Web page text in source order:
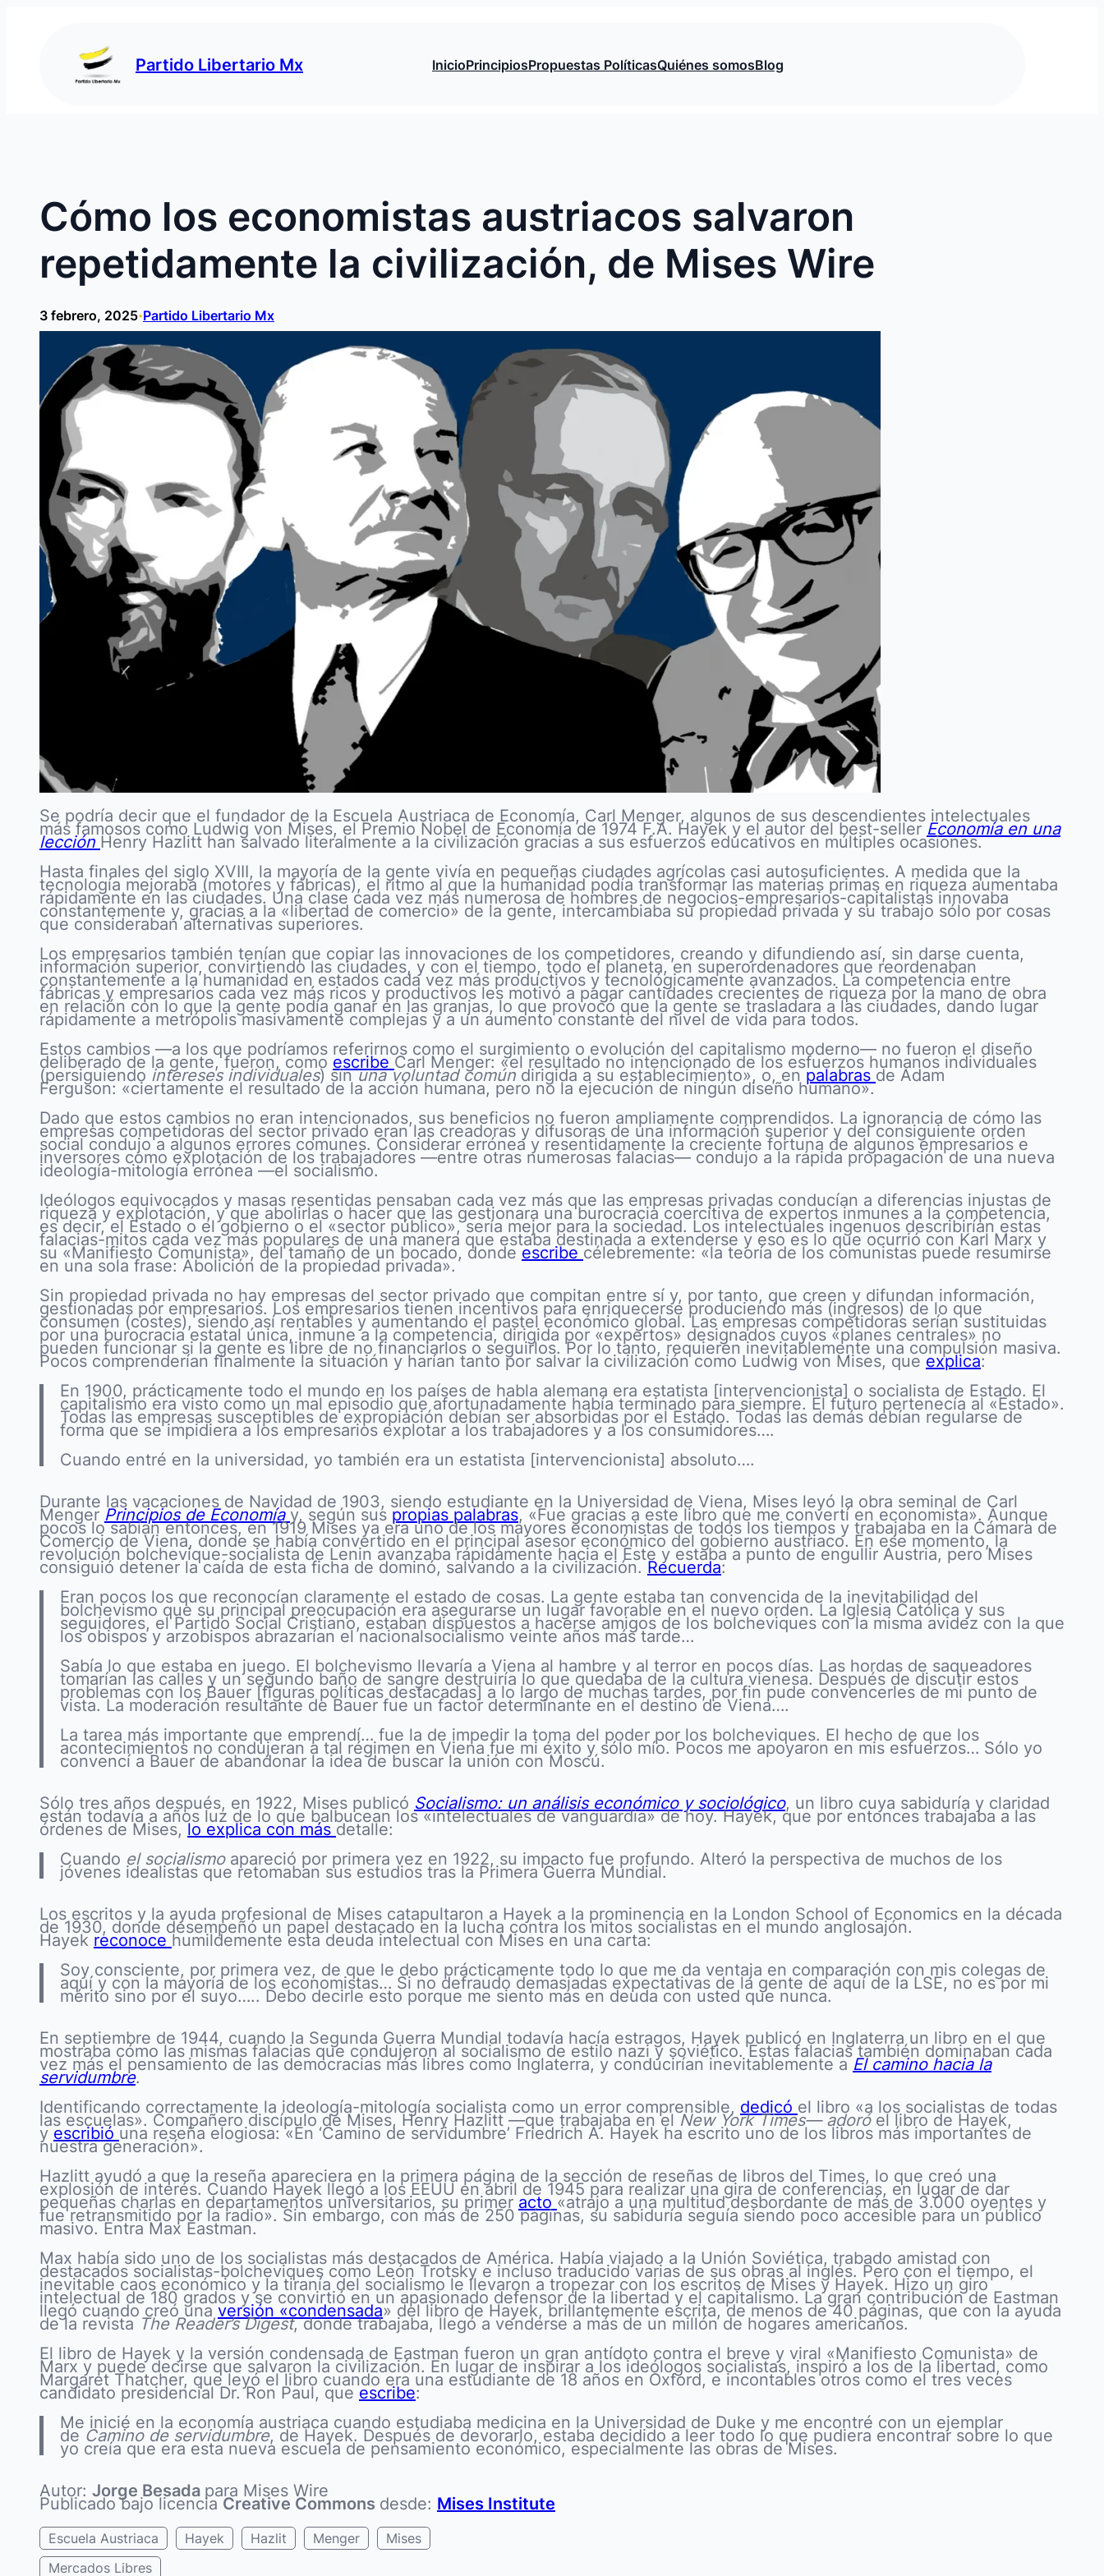
Partido Libertario Mx InicioPrincipiosPropuestas PolíticasQuiénes somosBlog
Cómo los economistas austriacos salvaron
repetidamente la civilización, de Mises Wire
3 febrero, 2025•Partido Libertario Mx
Se podría decir que el fundador de la Escuela Austriaca de Economía, Carl Menger, algunos de sus descendientes intelectuales
más famosos como Ludwig von Mises, el Premio Nobel de Economía de 1974 F.A. Hayek y el autor del best-seller Economía en una
lección Henry Hazlitt han salvado literalmente a la civilización gracias a sus esfuerzos educativos en múltiples ocasiones.
Hasta finales del siglo XVIII, la mayoría de la gente vivía en pequeñas ciudades agrícolas casi autosuficientes. A medida que la
tecnología mejoraba (motores y fábricas), el ritmo al que la humanidad podía transformar las materias primas en riqueza aumentaba
rápidamente en las ciudades. Una clase cada vez más numerosa de hombres de negocios-empresarios-capitalistas innovaba
constantemente y, gracias a la «libertad de comercio» de la gente, intercambiaba su propiedad privada y su trabajo sólo por cosas
que consideraban alternativas superiores.
Los empresarios también tenían que copiar las innovaciones de los competidores, creando y difundiendo así, sin darse cuenta,
información superior, convirtiendo las ciudades, y con el tiempo, todo el planeta, en superordenadores que reordenaban
constantemente a la humanidad en estados cada vez más productivos y tecnológicamente avanzados. La competencia entre
fábricas y empresarios cada vez más ricos y productivos les motivó a pagar cantidades crecientes de riqueza por la mano de obra
en relación con lo que la gente podía ganar en las granjas, lo que provocó que la gente se trasladara a las ciudades, dando lugar
rápidamente a metrópolis masivamente complejas y a un aumento constante del nivel de vida para todos.
Estos cambios —a los que podríamos referirnos como el surgimiento o evolución del capitalismo moderno— no fueron el diseño
deliberado de la gente, fueron, como escribeCarl Menger: «el resultado no intencionado de los esfuerzos humanos individuales
(persiguiendo intereses individuales) sinuna voluntad común dirigida a su establecimiento», o, en palabras de Adam
Ferguson: «ciertamente el resultado de la acción humana, pero no la ejecución de ningún diseño humano».
Dado que estos cambios no eran intencionados, sus beneficios no fueron ampliamente comprendidos. La ignorancia de cómo las
empresas competidoras del sector privado eran las creadoras y difusoras de una información superior y del consiguiente orden
social condujo a algunos errores comunes. Considerar errónea y resentidamente la creciente fortuna de algunos empresarios e
inversores como explotación de los trabajadores —entre otras numerosas falacias— condujo a la rápida propagación de una nueva
ideología-mitología errónea —el socialismo.
Ideólogos equivocados y masas resentidas pensaban cada vez más que las empresas privadas conducían a diferencias injustas de
riqueza y explotación, y que abolirlas o hacer que las gestionara una burocracia coercitiva de expertos inmunes a la competencia,
es decir, el Estado o el gobierno o el «sector público», sería mejor para la sociedad. Los intelectuales ingenuos describirían estas
falacias-mitos cada vez más populares de una manera que estaba destinada a extenderse y eso es lo que ocurrió con Karl Marx y
su «Manifiesto Comunista», del tamaño de un bocado, donde escribecélebremente: «la teoría de los comunistas puede resumirse
en una sola frase: Abolición de la propiedad privada».
Sin propiedad privada no hay empresas del sector privado que compitan entre sí y, por tanto, que creen y difundan información,
gestionadas por empresarios. Los empresarios tienen incentivos para enriquecerse produciendo más (ingresos) de lo que
consumen (costes), siendo así rentables y aumentando el pastel económico global. Las empresas competidoras serían sustituidas
por una burocracia estatal única, inmune a la competencia, dirigida por «expertos» designados cuyos «planes centrales» no
pueden funcionar si la gente es libre de no financiarlos o seguirlos. Por lo tanto, requieren inevitablemente una compulsión masiva.
Pocos comprenderían finalmente la situación y harían tanto por salvar la civilización como Ludwig von Mises, queexplica:
En 1900, prácticamente todo el mundo en los países de habla alemana era estatista [intervencionista] o socialista de Estado. El
capitalismo era visto como un mal episodio que afortunadamente había terminado para siempre. El futuro pertenecía al «Estado».
Todas las empresas susceptibles de expropiación debían ser absorbidas por el Estado. Todas las demás debían regularse de
forma que se impidiera a los empresarios explotar a los trabajadores y a los consumidores….
Cuando entré en la universidad, yo también era un estatista [intervencionista] absoluto….
Durante las vacaciones de Navidad de 1903, siendo estudiante en la Universidad de Viena, Mises leyó la obra seminal de Carl
Menger Principios de Economíay, según sus propias palabras, «Fue gracias a este libro que me convertí en economista». Aunque
pocos lo sabían entonces, en 1919 Mises ya era uno de los mayores economistas de todos los tiempos y trabajaba en la Cámara de
Comercio de Viena, donde se había convertido en el principal asesor económico del gobierno austriaco. En ese momento, la
revolución bolchevique-socialista de Lenin avanzaba rápidamente hacia el Este y estaba a punto de engullir Austria, pero Mises
consiguió detener la caída de esta ficha de dominó, salvando a la civilización. Recuerda:
Eran pocos los que reconocían claramente el estado de cosas. La gente estaba tan convencida de la inevitabilidad del
bolchevismo que su principal preocupación era asegurarse un lugar favorable en el nuevo orden. La Iglesia Católica y sus
seguidores, el Partido Social Cristiano, estaban dispuestos a hacerse amigos de los bolcheviques con la misma avidez con la que
los obispos y arzobispos abrazarían el nacionalsocialismo veinte años más tarde…
Sabía lo que estaba en juego. El bolchevismo llevaría a Viena al hambre y al terror en pocos días. Las hordas de saqueadores
tomarían las calles y un segundo baño de sangre destruiría lo que quedaba de la cultura vienesa. Después de discutir estos
problemas con los Bauer [figuras políticas destacadas] a lo largo de muchas tardes, por fin pude convencerles de mi punto de
vista. La moderación resultante de Bauer fue un factor determinante en el destino de Viena….
La tarea más importante que emprendí… fue la de impedir la toma del poder por los bolcheviques. El hecho de que los
acontecimientos no condujeran a tal régimen en Viena fue mi éxito y sólo mío. Pocos me apoyaron en mis esfuerzos… Sólo yo
convencí a Bauer de abandonar la idea de buscar la unión con Moscú.
Sólo tres años después, en 1922, Mises publicó Socialismo: un análisis económico y sociológico, un libro cuya sabiduría y claridad
están todavía a años luz de lo que balbucean los «intelectuales de vanguardia» de hoy. Hayek, que por entonces trabajaba a las
órdenes de Mises,lo explica con más detalle:
Cuando el socialismo apareció por primera vez en 1922, su impacto fue profundo. Alteró la perspectiva de muchos de los
jóvenes idealistas que retomaban sus estudios tras la Primera Guerra Mundial.
Los escritos y la ayuda profesional de Mises catapultaron a Hayek a la prominencia en la London School of Economics en la década
de 1930, donde desempeñó un papel destacado en la lucha contra los mitos socialistas en el mundo anglosajón.
Hayek reconocehumildemente esta deuda intelectual con Mises en una carta:
Soy consciente, por primera vez, de que le debo prácticamente todo lo que me da ventaja en comparación con mis colegas de
aquí y con la mayoría de los economistas… Si no defraudo demasiadas expectativas de la gente de aquí de la LSE, no es por mi
mérito sino por el suyo….. Debo decirle esto porque me siento más en deuda con usted que nunca.
En septiembre de 1944, cuando la Segunda Guerra Mundial todavía hacía estragos, Hayek publicó en Inglaterra un libro en el que
mostraba cómo las mismas falacias que condujeron al socialismo de estilo nazi y soviético. Estas falacias también dominaban cada
vez más el pensamiento de las democracias más libres como Inglaterra, y conducirían inevitablemente a El camino hacia la
servidumbre.
Identificando correctamente la ideología-mitología socialista como un error comprensible, dedicó el libro «a los socialistas de todas
las escuelas». Compañero discípulo de Mises, Henry Hazlitt —que trabajaba en elNew York Times— adoró el libro de Hayek,
y escribió una reseña elogiosa: «En ‘Camino de servidumbre’ Friedrich A. Hayek ha escrito uno de los libros más importantes de
nuestra generación».
Hazlitt ayudó a que la reseña apareciera en la primera página de la sección de reseñas de libros del Times, lo que creó una
explosión de interés. Cuando Hayek llegó a los EEUU en abril de 1945 para realizar una gira de conferencias, en lugar de dar
pequeñas charlas en departamentos universitarios, su primer acto «atrajo a una multitud desbordante de más de 3.000 oyentes y
fue retransmitido por la radio». Sin embargo, con más de 250 páginas, su sabiduría seguía siendo poco accesible para un público
masivo. Entra Max Eastman.
Max había sido uno de los socialistas más destacados de América. Había viajado a la Unión Soviética, trabado amistad con
destacados socialistas-bolcheviques como León Trotsky e incluso traducido varias de sus obras al inglés. Pero con el tiempo, el
inevitable caos económico y la tiranía del socialismo le llevaron a tropezar con los escritos de Mises y Hayek. Hizo un giro
intelectual de 180 grados y se convirtió en un apasionado defensor de la libertad y el capitalismo. La gran contribución de Eastman
llegó cuando creó una versión «condensada» del libro de Hayek, brillantemente escrita, de menos de 40 páginas, que con la ayuda
de la revista The Reader’s Digest, donde trabajaba, llegó a venderse a más de un millón de hogares americanos.
El libro de Hayek y la versión condensada de Eastman fueron un gran antídoto contra el breve y viral «Manifiesto Comunista» de
Marx y puede decirse que salvaron la civilización. En lugar de inspirar a los ideólogos socialistas, inspiró a los de la libertad, como
Margaret Thatcher, que leyó el libro cuando era una estudiante de 18 años en Oxford, e incontables otros como el tres veces
candidato presidencial Dr. Ron Paul, que escribe:
Me inicié en la economía austriaca cuando estudiaba medicina en la Universidad de Duke y me encontré con un ejemplar
de Camino de servidumbre, de Hayek. Después de devorarlo, estaba decidido a leer todo lo que pudiera encontrar sobre lo que
yo creía que era esta nueva escuela de pensamiento económico, especialmente las obras de Mises.
Autor: Jorge Besada para Mises Wire
Publicado bajo licencia Creative Commons desde: Mises Institute
Escuela Austriaca Hayek Hazlit Menger
Mises
Mercados Libres